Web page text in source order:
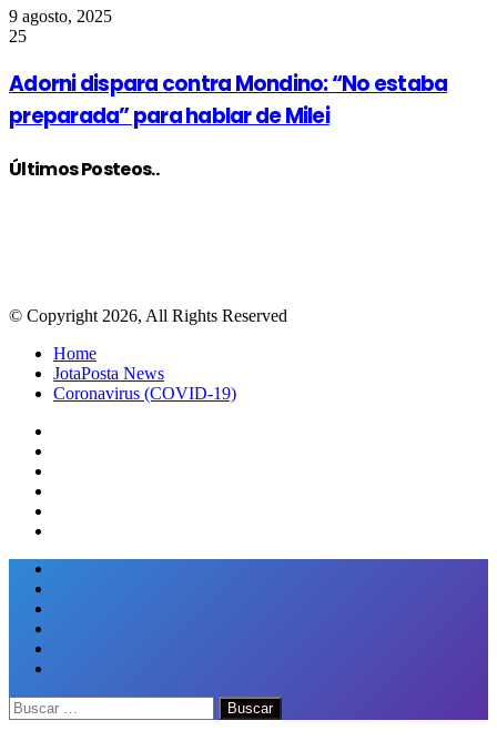
9 agosto, 2025
25
Adorni dispara contra Mondino: “No estaba
preparada” para hablar de Milei
Últimos Posteos..
© Copyright 2026, All Rights Reserved
Home
JotaPosta News
Coronavirus (COVID-19)
Facebook
Twitter
Google+
WhatsApp
Telegram
Viber
Close
Buscar: